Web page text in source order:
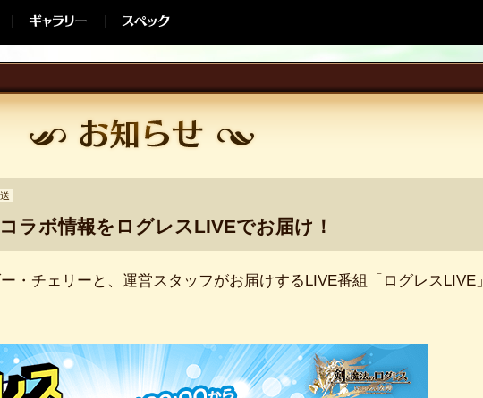
ラボ情報をログレスLIVEでお届け！
・チェリーと、運営スタッフがお届けするLIVE番組「ログレスLIVE」